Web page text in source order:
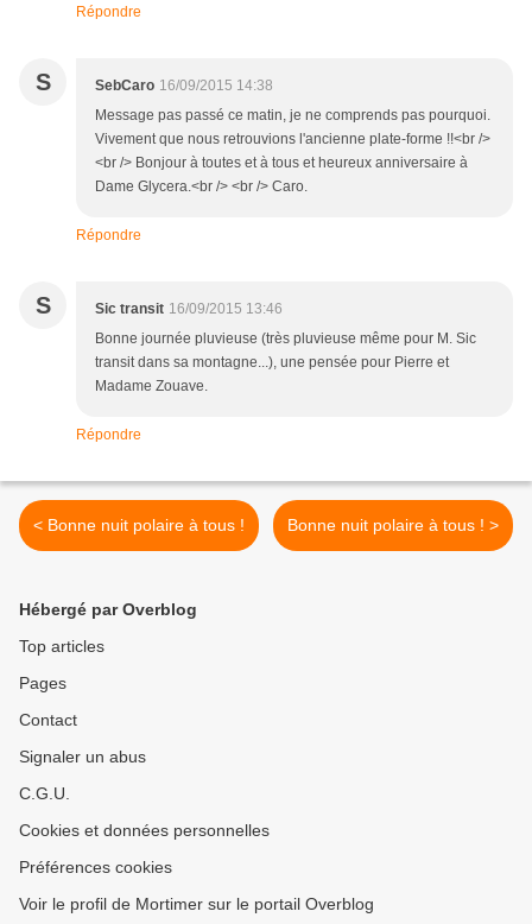
Répondre
S SebCaro 16/09/2015 14:38
Message pas passé ce matin, je ne comprends pas pourquoi.
Vivement que nous retrouvions l'ancienne plate-forme !!<br />
<br /> Bonjour à toutes et à tous et heureux anniversaire à
Dame Glycera.<br /> <br /> Caro.
Répondre
S Sic transit 16/09/2015 13:46
Bonne journée pluvieuse (très pluvieuse même pour M. Sic
transit dans sa montagne...), une pensée pour Pierre et
Madame Zouave.
Répondre
< Bonne nuit polaire à tous ! Bonne nuit polaire à tous ! >
Hébergé par Overblog
Top articles
Pages
Contact
Signaler un abus
C.G.U.
Cookies et données personnelles
Préférences cookies
Voir le profil de Mortimer sur le portail Overblog